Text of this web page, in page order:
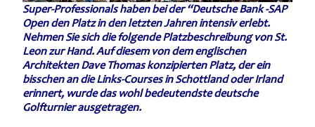
Super-Professionals haben bei der “Deutsche Bank -SAP
Open den Platz in den letzten Jahren intensiv erlebt.
Nehmen Sie sich die folgende Platzbeschreibung von St.
Leon zur Hand. Auf diesem von dem englischen
Architekten Dave Thomas konzipierten Platz, der ein
bisschen an die Links-Courses in Schottland oder Irland
erinnert, wurde das wohl bedeutendste deutsche
Golfturnier ausgetragen.